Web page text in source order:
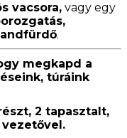
vacsora, vagy egy
.
megkapd a
túráink
2 tapasztalt,